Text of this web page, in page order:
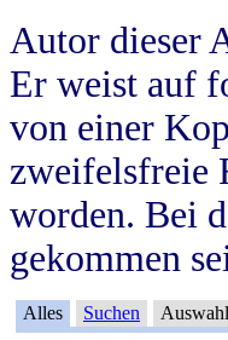
Autor dieser
Er weist auf
von einer
zweifelsfreie
worden. Bei
gekommen
Alles Suchen Auswahl